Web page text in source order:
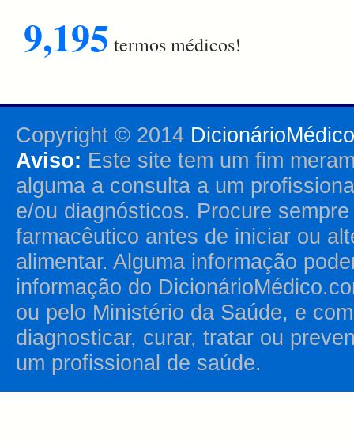
9,195 termos médicos!
Copyright © 2014
Aviso: Este site tem um fim
alguma a consulta a um
e/ou diagnósticos. Procure
farmacêutico antes de iniciar ou
alimentar. Alguma informação
informação do
ou pelo Ministério da Saúde, e
diagnosticar, curar, tratar ou
um profissional de saúde.